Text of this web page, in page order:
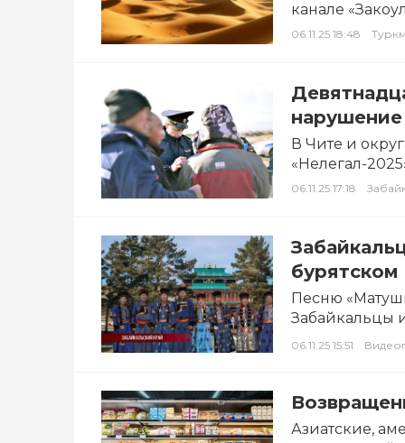
канале
06.11.25 18:48
нарушение
В Чите и
«Нелегал-
иностранных
06.11.25 17:18
бурятском
Песню
Забайкальцы
Telegram-
06.11.25 15:51
Азиатские,